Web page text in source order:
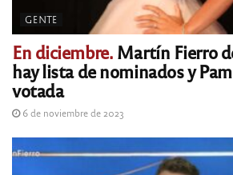
GENTE
En diciembre.Martín Fierro
hay lista de nominados y
votada
6 de noviembre de 2023